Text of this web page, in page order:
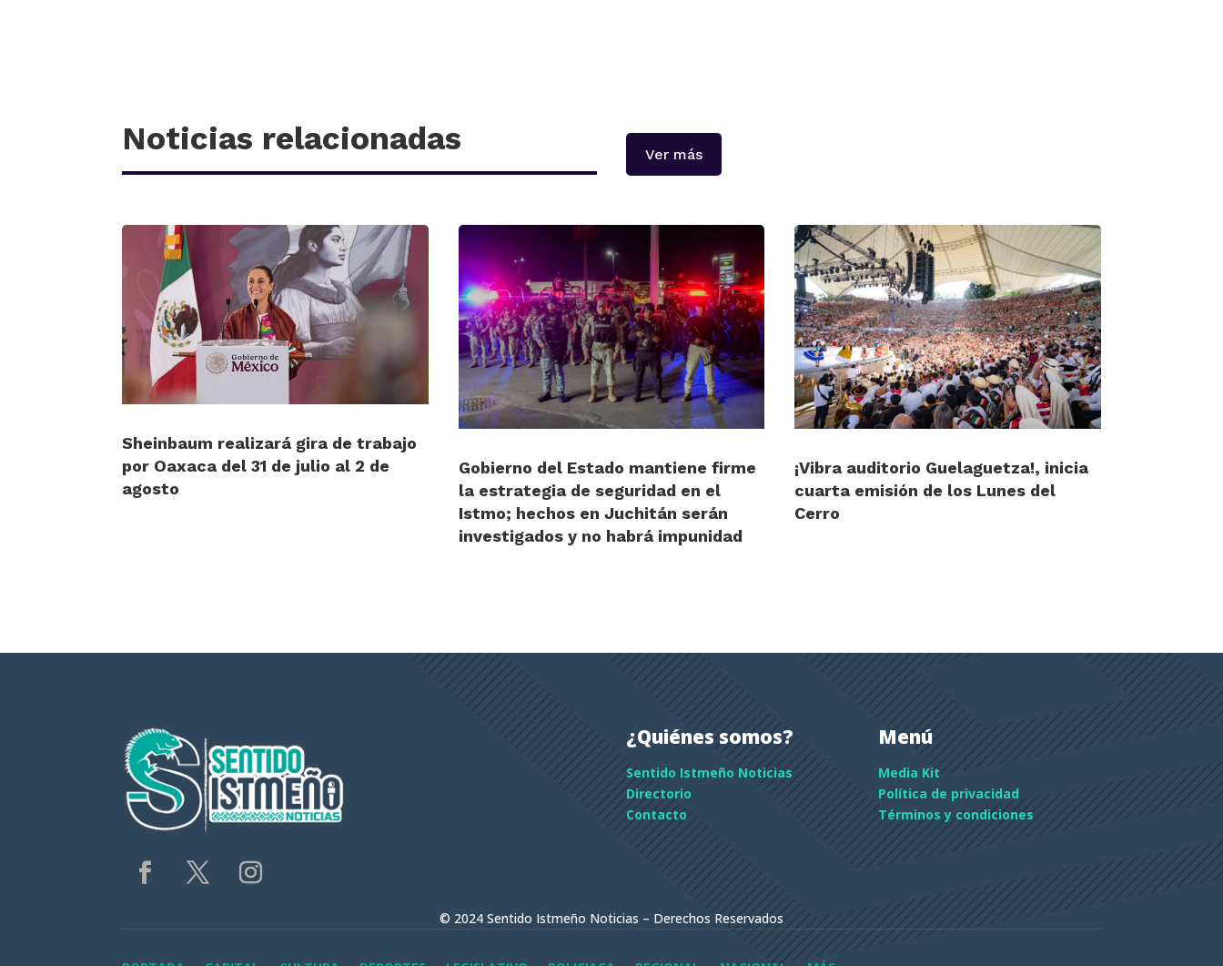
Noticias relacionadas Ver más
Sheinbaum realizará gira de trabajo
por Oaxaca del 31 de julio al 2 de
agosto
Gobierno del Estado mantiene firme
la estrategia de seguridad en el
Istmo; hechos en Juchitán serán
investigados y no habrá impunidad
¡Vibra auditorio Guelaguetza!, inicia
cuarta emisión de los Lunes del
Cerro
¿Quiénes somos?
Sentido Istmeño Noticias
Directorio
Contacto
Menú
Media Kit
Política de privacidad
Términos y condiciones
© 2024 Sentido Istmeño Noticias – Derechos Reservados